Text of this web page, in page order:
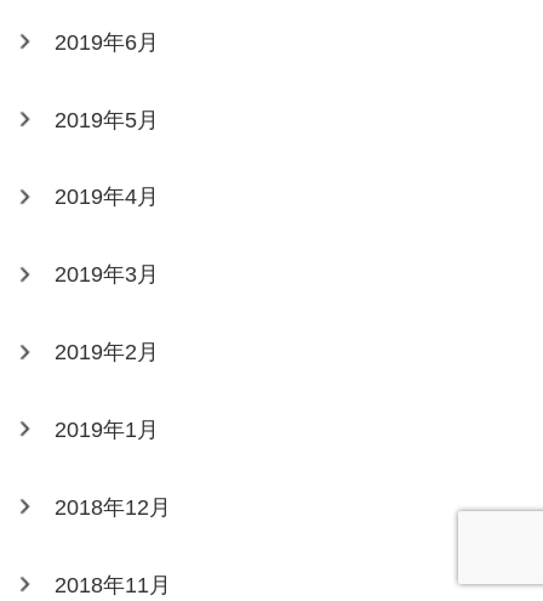
2019年6月
2019年5月
2019年4月
2019年3月
2019年2月
2019年1月
2018年12月
2018年11月